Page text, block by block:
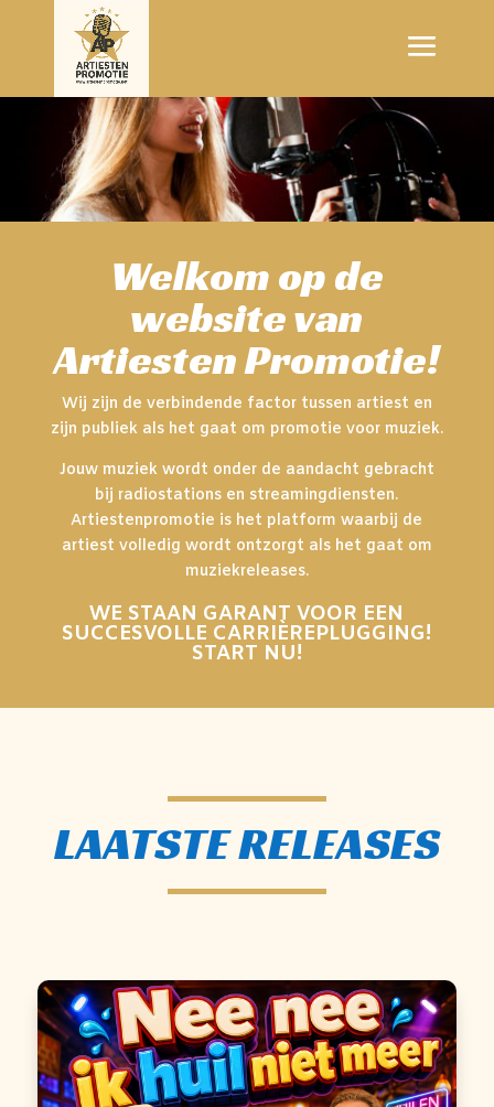
Welkom op de
website van
Artiesten Promotie!
Wij zijn de verbindende factor tussen artiest en
zijn publiek als het gaat om promotie voor muziek.
Jouw muziek wordt onder de aandacht gebracht
bij radiostations en streamingdiensten.
Artiestenpromotie is het platform waarbij de
artiest volledig wordt ontzorgt als het gaat om
muziekreleases.
WE STAAN GARANT VOOR EEN
SUCCESVOLLE CARRIÈREPLUGGING!
START NU!
LAATSTE RELEASES